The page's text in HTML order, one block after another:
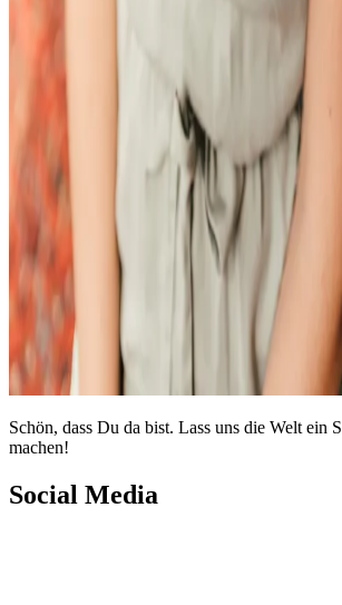
Schön, dass Du da bist. Lass uns die Welt ein
machen!
Social Media